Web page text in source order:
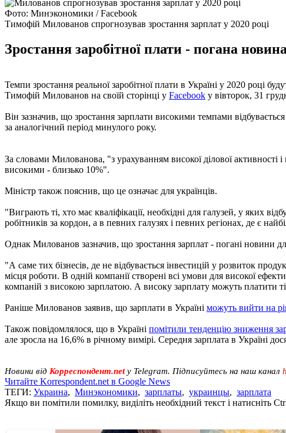
Фото: Минэкономики / Facebook
Тимофій Милованов спрогнозував зростання зарплат у 2020 році
Зростання заробітної плати - погана
Темпи зростання реальної заробітної плати в Україні у 2020 році
Тимофій Милованов на своїй сторінці у Facebook у вівторок, 31
Він зазначив, що зростання зарплати високими темпами
за аналогічний період минулого року.
За словами Милованова, "з урахуванням високої ділової активності
високими - близько 10%".
Міністр також пояснив, що це означає для українців.
"Виграють ті, хто має кваліфікації, необхідні для галузей, у яких
робітників за кордон, а в певних галузях і певних регіонах, де є
Однак Милованов зазначив, що зростання зарплат - погані новини
"А саме тих бізнесів, де не відбувається інвестицій у розвиток
місця роботи. В одній компанії створені всі умови для високої
компаній з високою зарплатою. А високу зарплату можуть платити
Раніше Милованов заявив, що зарплати в Україні можуть вийти на
Також повідомлялося, що в Україні помітили тенденцію зниження
але зросла на 16,6% в річному вимірі. Середня зарплата в Україні
Новини від Корреспондент.netу Telegram. Підписуйтесь на наш канал
Читайте Korrespondent.net в Google News
ТЕГИ: Украина, Минэкономики, зарплаты, украинцы, зарплата
Якщо ви помітили помилку, виділіть необхідний текст і натисніть